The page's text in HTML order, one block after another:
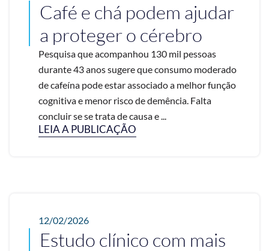
Café e chá podem ajudar
a proteger o cérebro
Pesquisa que acompanhou 130 mil pessoas
durante 43 anos sugere que consumo moderado
de cafeína pode estar associado a melhor função
cognitiva e menor risco de demência. Falta
concluir se se trata de causa e ...
LEIA A PUBLICAÇÃO
12/02/2026
Estudo clínico com mais